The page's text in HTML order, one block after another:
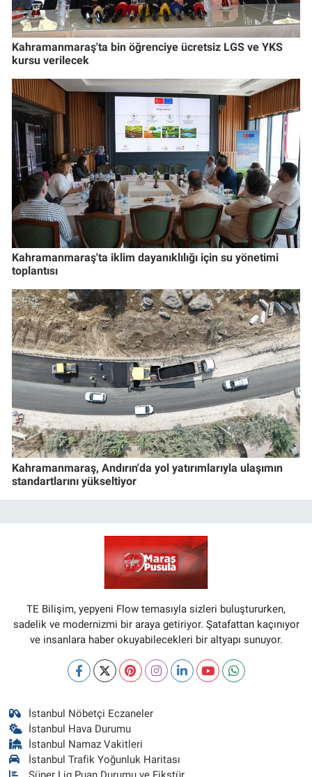
Kahramanmaraş'ta bin öğrenciye ücretsiz LGS ve YKS
kursu verilecek
Kahramanmaraş'ta iklim dayanıklılığı için su yönetimi
toplantısı
Kahramanmaraş, Andırın'da yol yatırımlarıyla ulaşımın
standartlarını yükseltiyor
TE Bilişim, yepyeni Flow temasıyla sizleri buluştururken,
sadelik ve modernizmi bir araya getiriyor. Şatafattan kaçınıyor
ve insanlara haber okuyabilecekleri bir altyapı sunuyor.
İstanbul Nöbetçi Eczaneler
İstanbul Hava Durumu
İstanbul Namaz Vakitleri
İstanbul Trafik Yoğunluk Haritası